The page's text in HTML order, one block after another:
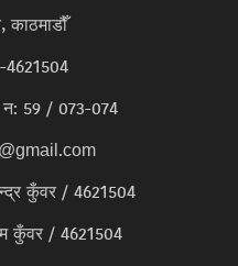
काठमाडौँ
4621504
न: 59 / 073-074
कुँवर / 4621504
कुँवर / 4621504